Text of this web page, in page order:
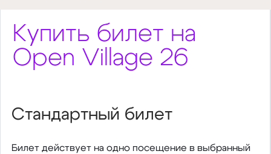
Купить билет на
Open Village 26
Стандартный билет
Билет действует на одно посещение в выбранный